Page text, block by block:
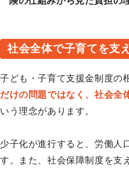
社会全体で子育てを支
子ども・子育て支援金制度の
だけの問題ではなく、社会全
いう理念があります。
少子化が進行すると、労働人
す。また、社会保障制度を支